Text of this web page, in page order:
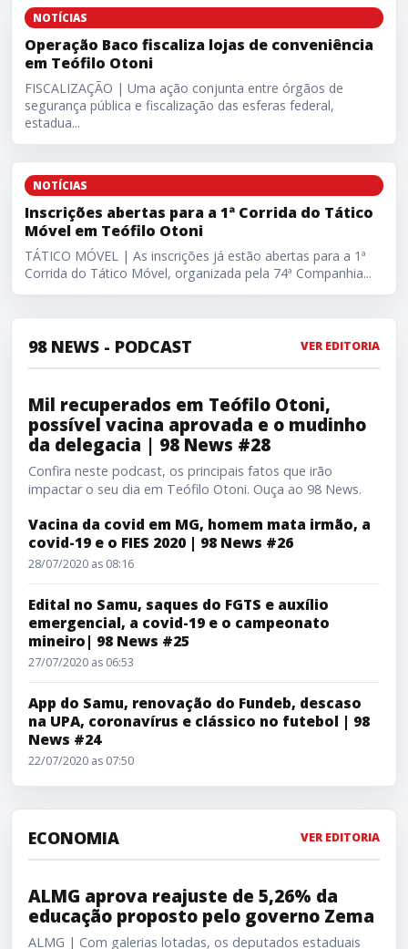
Operação Baco fiscaliza lojas de conveniência em Teófilo
NOTÍCIAS
Operação Baco fiscaliza lojas de conveniência
em Teófilo Otoni
FISCALIZAÇÃO | Uma ação conjunta entre órgãos de
segurança pública e fiscalização das esferas federal,
estadua...
Inscrições abertas para a 1ª Corrida do Tático Móvel em
NOTÍCIAS
Inscrições abertas para a 1ª Corrida do Tático
Móvel em Teófilo Otoni
TÁTICO MÓVEL | As inscrições já estão abertas para a 1ª
Corrida do Tático Móvel, organizada pela 74ª Companhia...
98 NEWS - PODCAST VER EDITORIA
Mil recuperados em Teófilo Otoni, possível vacina
Mil recuperados em Teófilo Otoni,
possível vacina aprovada e o mudinho
da delegacia | 98 News #28
Confira neste podcast, os principais fatos que irão
impactar o seu dia em Teófilo Otoni. Ouça ao 98 News.
Vacina da covid em MG, homem mata irmão, a
covid-19 e o FIES 2020 | 98 News #26
28/07/2020 as 08:16
Edital no Samu, saques do FGTS e auxílio
emergencial, a covid-19 e o campeonato
mineiro| 98 News #25
27/07/2020 as 06:53
App do Samu, renovação do Fundeb, descaso
na UPA, coronavírus e clássico no futebol | 98
News #24
22/07/2020 as 07:50
ECONOMIA VER EDITORIA
ALMG aprova reajuste de 5,26% da educação
ALMG aprova reajuste de 5,26% da
educação proposto pelo governo Zema
ALMG | Com galerias lotadas, os deputados estaduais